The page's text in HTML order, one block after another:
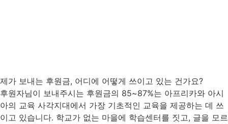
제가 보내는 후원금, 어디에 어떻게 쓰이고 있는 건가요?
후원자님이 보내주시는 후원금의 85~87%는 아프리카와 아시
아의 교육 사각지대에서 가장 기초적인 교육을 제공하는 데 쓰
이고 있습니다. 학교가 없는 마을에 학습센터를 짓고, 글을 모르